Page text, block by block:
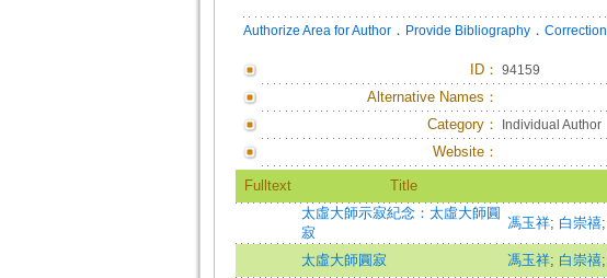
Authorize Area for Author． Provide Bibliography． Correction
ID： 94159
Alternative Names：
Category：
Individual Author
Website：
Fulltext Title
太虛大師示寂紀念：太虛大師圓
寂
馮玉祥; 白崇禧;
太虛大師圓寂 馮玉祥; 白崇禧;